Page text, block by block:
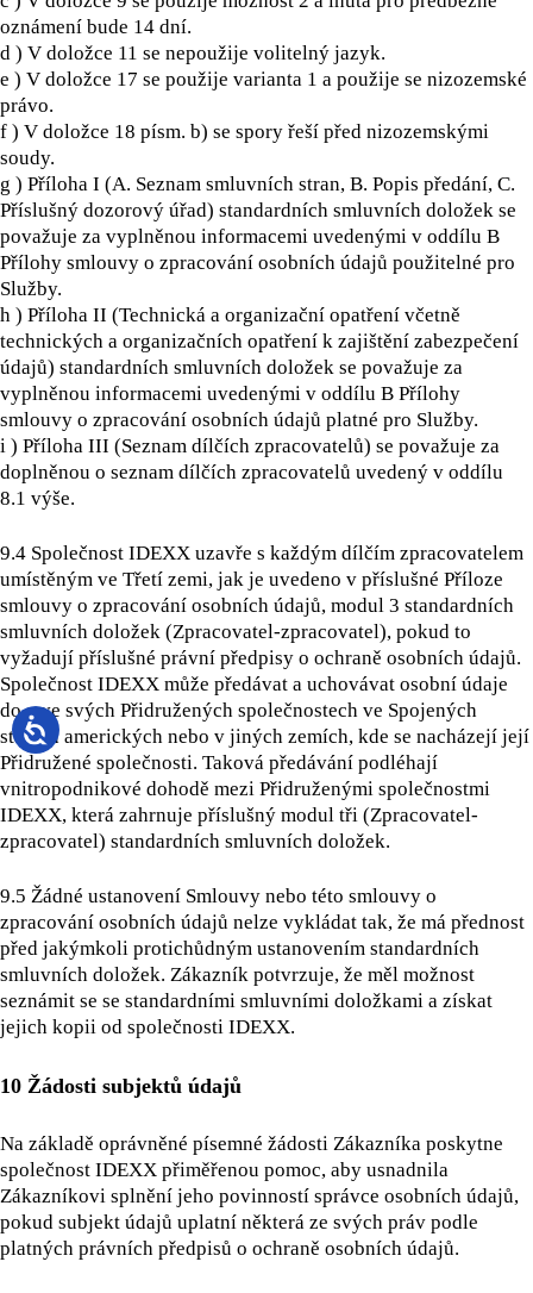
oznámení bude 14 dní.
d ) V doložce 11 se nepoužije volitelný jazyk.
e ) V doložce 17 se použije varianta 1 a použije se nizozemské
právo.
f ) V doložce 18 písm. b) se spory řeší před nizozemskými
soudy.
g ) Příloha I (A. Seznam smluvních stran, B. Popis předání, C.
Příslušný dozorový úřad) standardních smluvních doložek se
považuje za vyplněnou informacemi uvedenými v oddílu B
Přílohy smlouvy o zpracování osobních údajů použitelné pro
Služby.
h ) Příloha II (Technická a organizační opatření včetně
technických a organizačních opatření k zajištění zabezpečení
údajů) standardních smluvních doložek se považuje za
vyplněnou informacemi uvedenými v oddílu B Přílohy
smlouvy o zpracování osobních údajů platné pro Služby.
i ) Příloha III (Seznam dílčích zpracovatelů) se považuje za
doplněnou o seznam dílčích zpracovatelů uvedený v oddílu
8.1 výše.
9.4 Společnost IDEXX uzavře s každým dílčím zpracovatelem
umístěným ve Třetí zemi, jak je uvedeno v příslušné Příloze
smlouvy o zpracování osobních údajů, modul 3 standardních
smluvních doložek (Zpracovatel-zpracovatel), pokud to
vyžadují příslušné právní předpisy o ochraně osobních údajů.
Společnost IDEXX může předávat a uchovávat osobní údaje
do a ve svých Přidružených společnostech ve Spojených
státech amerických nebo v jiných zemích, kde se nacházejí její
Přidružené společnosti. Taková předávání podléhají
vnitropodnikové dohodě mezi Přidruženými společnostmi
IDEXX, která zahrnuje příslušný modul tři (Zpracovatel-
zpracovatel) standardních smluvních doložek.
9.5 Žádné ustanovení Smlouvy nebo této smlouvy o
zpracování osobních údajů nelze vykládat tak, že má přednost
před jakýmkoli protichůdným ustanovením standardních
smluvních doložek. Zákazník potvrzuje, že měl možnost
seznámit se se standardními smluvními doložkami a získat
jejich kopii od společnosti IDEXX.
10 Žádosti subjektů údajů
Na základě oprávněné písemné žádosti Zákazníka poskytne
společnost IDEXX přiměřenou pomoc, aby usnadnila
Zákazníkovi splnění jeho povinností správce osobních údajů,
pokud subjekt údajů uplatní některá ze svých práv podle
platných právních předpisů o ochraně osobních údajů.